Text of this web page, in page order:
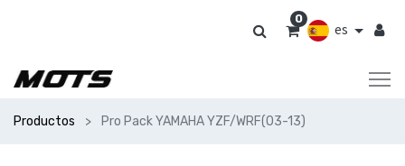
es
0
Productos Pro Pack YAMAHA YZF/WRF(03-13)